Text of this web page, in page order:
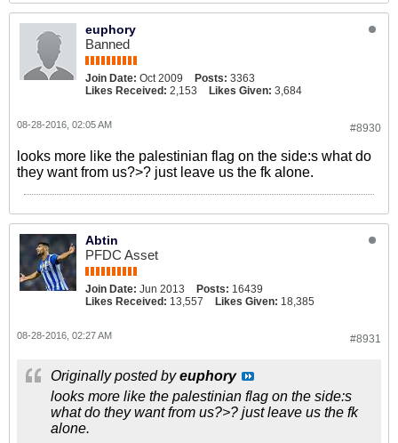
euphory
Banned
Join Date: Oct 2009 Posts: 3363
Likes Received: 2,153 Likes Given: 3,684
#8930
08-28-2016, 02:05 AM
looks more like the palestinian flag on the side:s what do
they want from us?>? just leave us the fk alone.
Abtin
PFDC Asset
Join Date: Jun 2013 Posts: 16439
Likes Received: 13,557 Likes Given: 18,385
#8931
08-28-2016, 02:27 AM
Originally posted byeuphory
looks more like the palestinian flag on the side:s
what do they want from us?>? just leave us the fk
alone.